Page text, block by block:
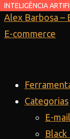
Ir
para
Alex Barbosa –
E-commerce
Categorias
E-
Black
INTELIGÊNCIA
INTELIGÊNCIA